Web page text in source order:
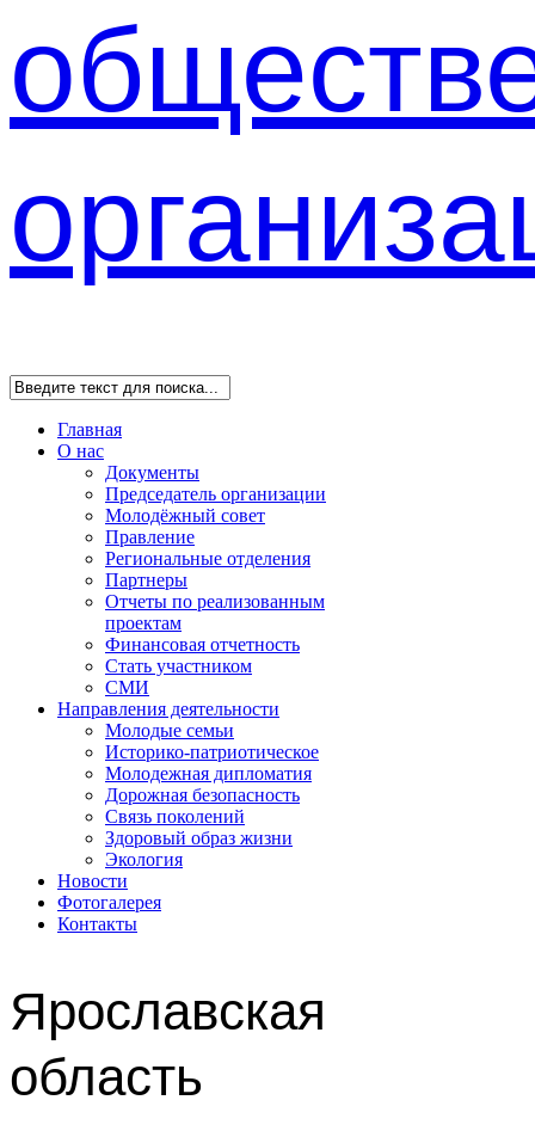
Главная
О нас
Документы
Председатель организации
Молодёжный совет
Правление
Региональные отделения
Партнеры
Отчеты по реализованным
проектам
Финансовая отчетность
Стать участником
СМИ
Направления деятельности
Молодые семьи
Историко-патриотическое
Молодежная дипломатия
Дорожная безопасность
Связь поколений
Здоровый образ жизни
Экология
Новости
Фотогалерея
Контакты
Ярославская
область